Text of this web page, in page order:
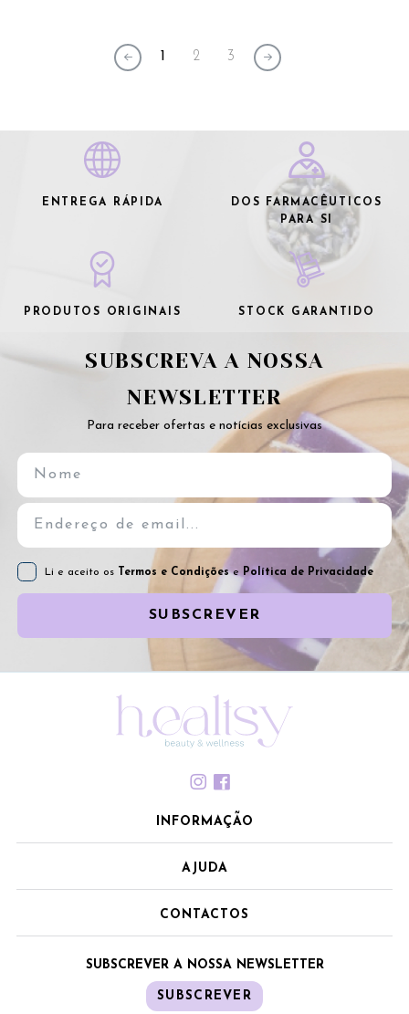
1 2 3
ENTREGA RÁPIDA
DOS FARMACÊUTICOS
PARA SI
PRODUTOS ORIGINAIS STOCK GARANTIDO
SUBSCREVA A NOSSA
NEWSLETTER
Para receber ofertas e notícias exclusivas
Li e aceito os Termos e Condiçõese Política de Privacidade
SUBSCREVER
INFORMAÇÃO
AJUDA
CONTACTOS
SUBSCREVER A NOSSA NEWSLETTER
SUBSCREVER